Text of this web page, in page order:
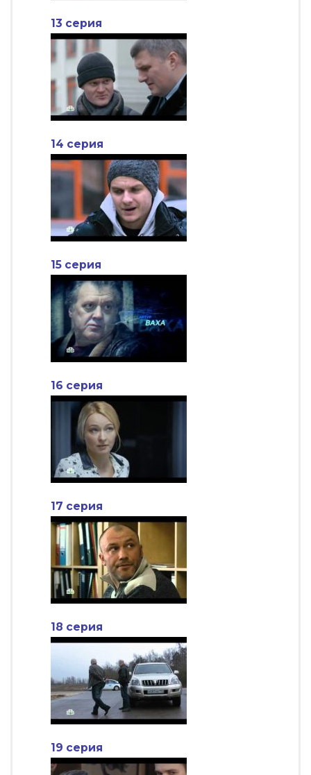
13 серия
14 серия
15 серия
16 серия
17 серия
18 серия
19 серия